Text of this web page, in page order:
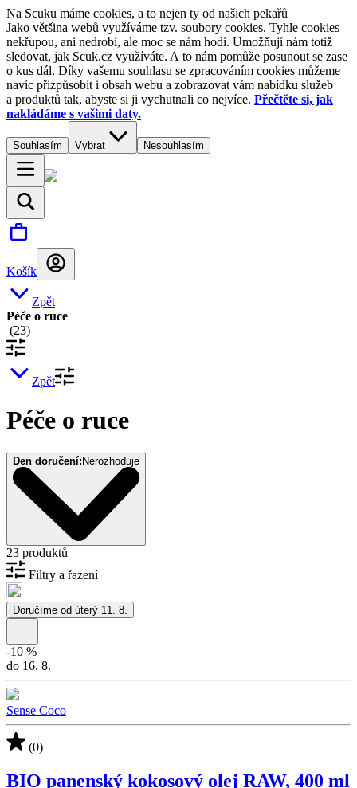
Na Scuku máme cookies, a to nejen ty od našich pekařů
Jako většina webů využíváme tzv. soubory cookies. Tyhle cookies
nekřupou, ani nedrobí, ale moc se nám hodí. Umožňují nám totiž
sledovat, jak Scuk.cz využíváte. A to nám pomůže posunout se zase
o kus dál. Díky vašemu souhlasu se zpracováním cookies můžeme
navíc přizpůsobit i obsah webu a zobrazovat vám nabídku služeb
a produktů tak, abyste si ji vychutnali co nejvíce. Přečtěte si, jak
nakládáme s vašimi daty.
Souhlasím Vybrat Nesouhlasím
Košík
Zpět
Péče o ruce
(23)
Zpět
Péče o ruce
Den doručení: Nerozhoduje
23 produktů
Filtry a řazení
Doručíme od úterý 11. 8.
-10 %
do 16. 8.
Sense Coco
(0)
BIO panenský kokosový olej RAW, 400 ml